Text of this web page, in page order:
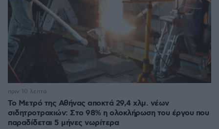
Το Μετρό της Αθήνας αποκτά 29,4 χλμ. νέων
σιδητροτροχιών: Στο 98% η ολοκλήρωση του έργου που
παραδίδεται 5 μήνες νωρίτερα
πριν 10 λεπτά